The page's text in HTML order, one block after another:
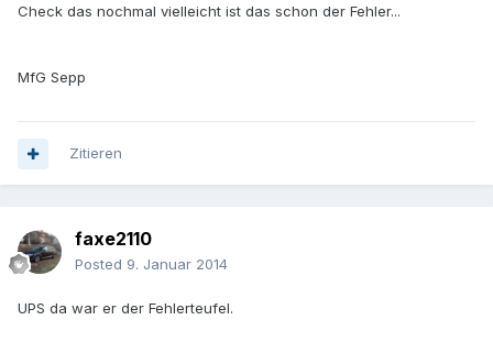
Check das nochmal vielleicht ist das schon der Fehler...
MfG Sepp
Zitieren
faxe2110
Posted 9. Januar 2014
UPS da war er der Fehlerteufel.